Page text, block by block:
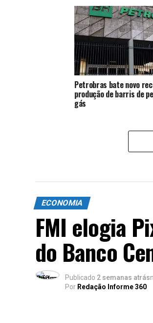
Petrobras bate novo
produção de barris de
gás
ECONOMIA
FMI elogia
do Banco
Publicado 2 semanas atrás
Por Redação Informe 360